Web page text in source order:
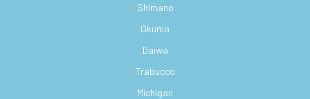
Shimano
Okuma
Daiwa
Trabucco
Michigan